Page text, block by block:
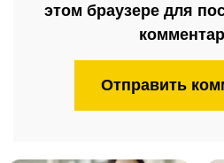
этом браузере для